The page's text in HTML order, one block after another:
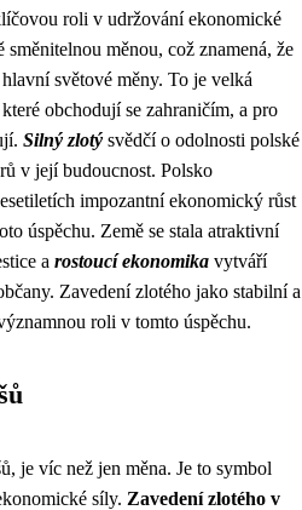
roli v udržování ekonomické
měnou, což znamená, že
světové měny. To je velká
obchodují se zahraničím, a pro
Silný zlotý svědčí o odolnosti polské
v její budoucnost. Polsko
impozantní ekonomický růst
úspěchu. Země se stala atraktivní
a rostoucí ekonomika vytváří
Zavedení zlotého jako stabilní a
roli v tomto úspěchu.
je víc než jen měna. Je to symbol
síly. Zavedení zlotého v